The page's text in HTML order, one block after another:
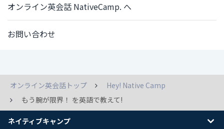
オンライン英会話 NativeCamp. へ
お問い合わせ
オンライン英会話トップ
Hey! Native Camp
もう腕が限界！ を英語で教えて!
ネイティブキャンプ